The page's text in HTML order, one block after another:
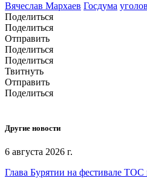
Вячеслав Мархаев Госдума
Поделиться
Поделиться
Отправить
Поделиться
Поделиться
Твитнуть
Отправить
Поделиться
Другие новости
6 августа 2026 г.
Глава Бурятии на фестивале ТОС